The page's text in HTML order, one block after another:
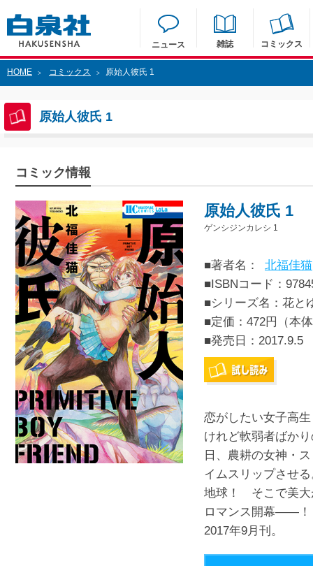
ニュース 雑誌 コミックス
HOME > コミックス > 原始人彼氏 1
原始人彼氏 1
コミック情報
原始人彼氏 1
ゲンシジンカレシ 1
■著者名：
北福佳猫
■ISBNコード：
■シリーズ名：花と
■定価：472円（本
■発売日： 2017.9.5
恋がしたい女子高
けれど軟弱者ばか
日、農耕の女神・
イムスリップさせ
地球！ そこで美大
ロマンス開幕――！
2017年9月刊。